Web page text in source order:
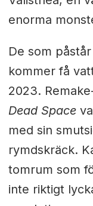
enorma
De som
kommer få
2023.
Dead Space
med sin
rymdskräck.
tomrum som
inte riktigt